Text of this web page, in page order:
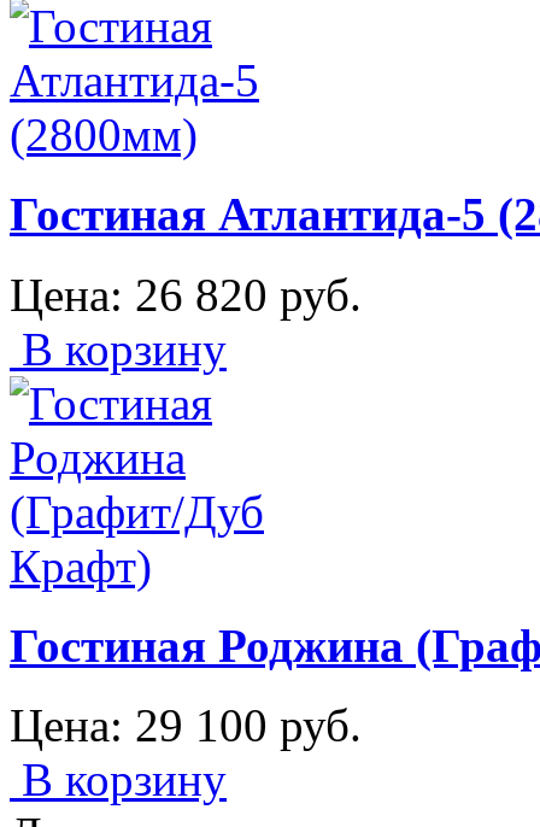
Гостиная Атлантида-5
Цена: 26 820 руб.
В корзину
Гостиная Роджина
Цена: 29 100 руб.
В корзину